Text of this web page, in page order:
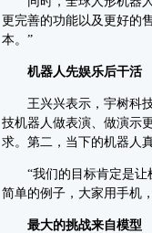
更完善的功能以及更好的
本。”
机器人先娱乐后干活
王兴兴表示，宇树科技
技机器人做表演、做演示
求。第二，当下的机器人
“我们的目标肯定是让机
简单的例子，大家用手机
最大的挑战来自模型